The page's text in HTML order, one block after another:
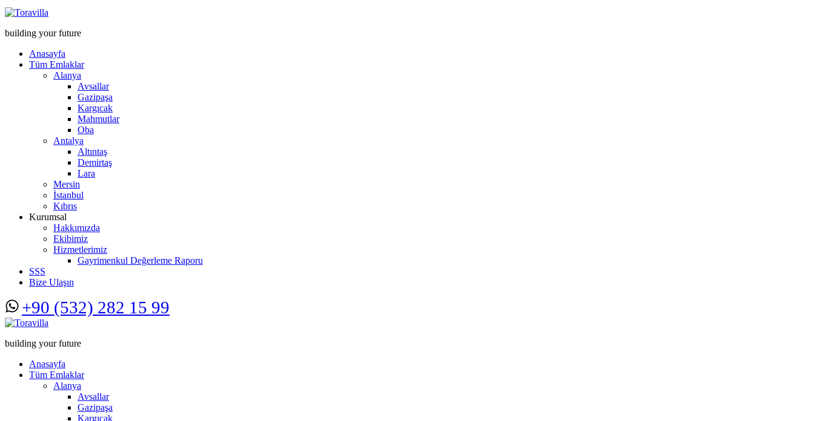
building your future
Anasayfa
Tüm Emlaklar
Alanya
Avsallar
Gazipaşa
Kargıcak
Mahmutlar
Oba
Antalya
Altıntaş
Demirtaş
Lara
Mersin
İstanbul
Kıbrıs
Kurumsal
Hakkımızda
Ekibimiz
Hizmetlerimiz
Gayrimenkul Değerleme Raporu
SSS
Bize Ulaşın
+90 (532) 282 15 99
building your future
Anasayfa
Tüm Emlaklar
Alanya
Avsallar
Gazipaşa
Kargıcak